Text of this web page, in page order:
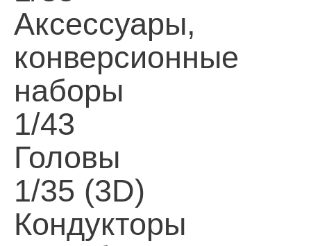
Аксессуары,
конверсионные
наборы
1/43
Головы
1/35 (3D)
Кондукторы